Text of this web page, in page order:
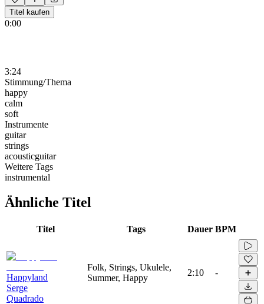
Titel kaufen
0:00
3:24
Stimmung/Thema
happy
calm
soft
Instrumente
guitar
strings
acousticguitar
Weitere Tags
instrumental
Ähnliche Titel
Titel Tags Dauer BPM
Happyland
Serge
Quadrado
Folk, Strings, Ukulele,
Summer, Happy
2:10 -